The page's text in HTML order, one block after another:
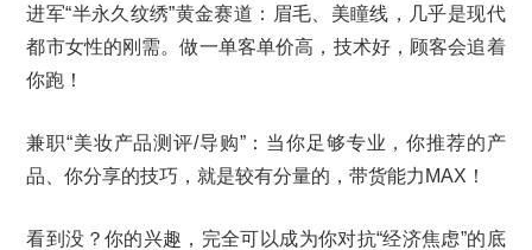
进军“半永久纹绣”黄金赛道：眉毛、美瞳线，几乎是现代
都市女性的刚需。做一单客单价高，技术好，顾客会追着
你跑！
兼职“美妆产品测评/导购”：当你足够专业，你推荐的产
品、你分享的技巧，就是较有分量的，带货能力MAX！
看到没？你的兴趣，完全可以成为你对抗“经济焦虑”的底